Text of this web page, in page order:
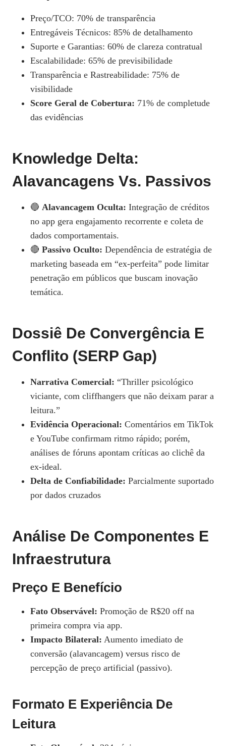
Preço/TCO: 70% de transparência
Entregáveis Técnicos: 85% de detalhamento
Suporte e Garantias: 60% de clareza contratual
Escalabilidade: 65% de previsibilidade
Transparência e Rastreabilidade: 75% de
visibilidade
Score Geral de Cobertura: 71% de completude
das evidências
Knowledge Delta:
Alavancagens Vs. Passivos
🔵 Alavancagem Oculta: Integração de créditos
no app gera engajamento recorrente e coleta de
dados comportamentais.
🔴 Passivo Oculto: Dependência de estratégia de
marketing baseada em “ex‑perfeita” pode limitar
penetração em públicos que buscam inovação
temática.
Dossiê De Convergência E
Conflito (SERP Gap)
Narrativa Comercial: “Thriller psicológico
viciante, com cliffhangers que não deixam parar a
leitura.”
Evidência Operacional: Comentários em TikTok
e YouTube confirmam ritmo rápido; porém,
análises de fóruns apontam críticas ao clichê da
ex‑ideal.
Delta de Confiabilidade: Parcialmente suportado
por dados cruzados
Análise De Componentes E
Infraestrutura
Preço E Benefício
Fato Observável: Promoção de R$20 off na
primeira compra via app.
Impacto Bilateral: Aumento imediato de
conversão (alavancagem) versus risco de
percepção de preço artificial (passivo).
Formato E Experiência De
Leitura